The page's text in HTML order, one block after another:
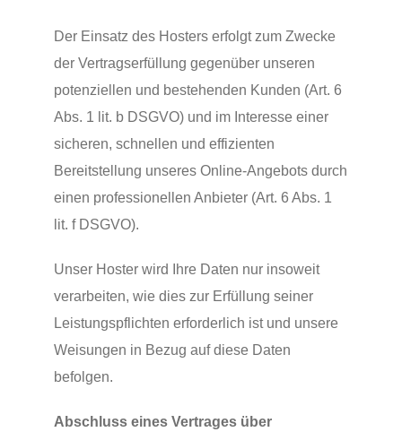
Der Einsatz des Hosters erfolgt zum Zwecke
der Vertragserfüllung gegenüber unseren
potenziellen und bestehenden Kunden (Art. 6
Abs. 1 lit. b DSGVO) und im Interesse einer
sicheren, schnellen und effizienten
Bereitstellung unseres Online-Angebots durch
einen professionellen Anbieter (Art. 6 Abs. 1
lit. f DSGVO).
Unser Hoster wird Ihre Daten nur insoweit
verarbeiten, wie dies zur Erfüllung seiner
Leistungspflichten erforderlich ist und unsere
Weisungen in Bezug auf diese Daten
befolgen.
Abschluss eines Vertrages über